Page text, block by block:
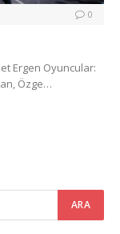
0
Ergen Oyuncular:
Özge…